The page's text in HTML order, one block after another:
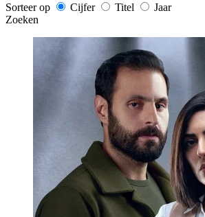
Sorteer op
Cijfer Titel
Jaar
Zoeken